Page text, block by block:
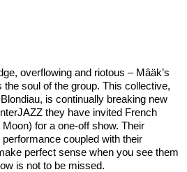
overflowing and riotous – Mâäk’s
soul of the group. This collective,
is continually breaking new
they have invited French
for a one-off show. Their
coupled with their
perfect sense when you see them
is not to be missed.